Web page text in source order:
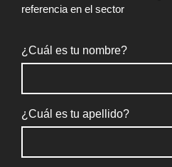
referencia en el sector
¿Cuál es tu nombre?
¿Cuál es tu apellido?